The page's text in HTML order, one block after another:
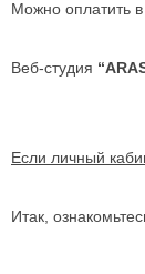
Можно оплатить
Веб-студия “
Если личный
Итак,